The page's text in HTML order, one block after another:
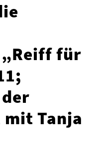
für
Tanja